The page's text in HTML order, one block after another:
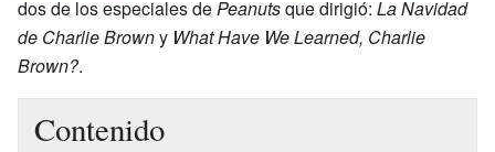
dos de los especiales dePeanutsque dirigió: La Navidad
de Charlie Browny What Have We Learned, Charlie
Brown?.
Contenido